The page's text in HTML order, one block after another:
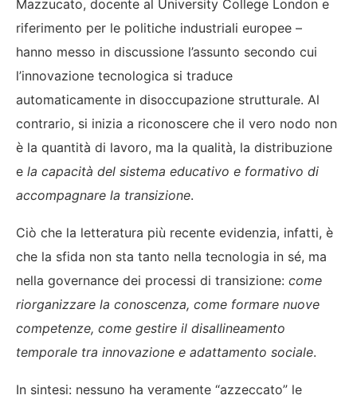
Mazzucato, docente al University College London e
riferimento per le politiche industriali europee –
hanno messo in discussione l’assunto secondo cui
l’innovazione tecnologica si traduce
automaticamente in disoccupazione strutturale. Al
contrario, si inizia a riconoscere che il vero nodo non
è la quantità di lavoro, ma la qualità, la distribuzione
e la capacità del sistema educativo e formativo di
accompagnare la transizione.
Ciò che la letteratura più recente evidenzia, infatti, è
che la sfida non sta tanto nella tecnologia in sé, ma
nella governance dei processi di transizione: come
riorganizzare la conoscenza, come formare nuove
competenze, come gestire il disallineamento
temporale tra innovazione e adattamento sociale.
In sintesi: nessuno ha veramente “azzeccato” le